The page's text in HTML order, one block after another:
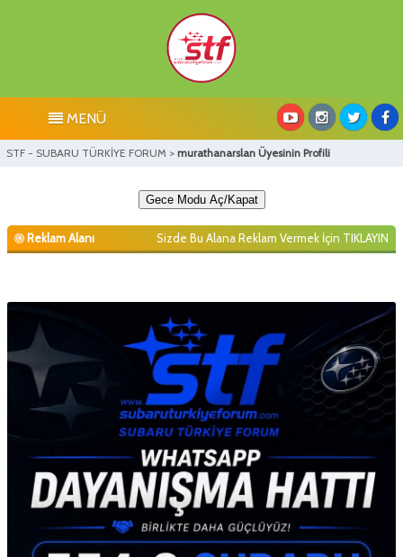
MENÜ
STF - SUBARU TÜRKİYE FORUM > murathanarslan Üyesinin Profili
Gece Modu Aç/Kapat
Reklam Alanı Sizde Bu Alana Reklam Vermek İçin TIKLAYIN